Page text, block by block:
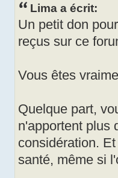
Lima a écrit:
Un petit don
reçus sur ce
Vous êtes
Quelque part,
n'apportent plus
considération.
santé, même si